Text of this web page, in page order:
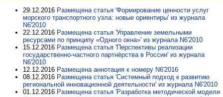
29.12.2016 Размещена статья 'Формирование ценности услуг
морского транспортного узла: новые ориентиры' из журнала
N6'2010
22.12.2016 Размещена статья 'Управление земельными
ресурсами по принципу «Одного окна»' из журнала N6'2010
15.12.2016 Размещена статья 'Перспективы реализации
государственно-частного партнёрства в России' из журнала
N6'2010
12.12.2016 Размещена аннотация к номеру N6'2016
08.12.2016 Размещена статья 'Системный подход к развитию
региональной инновационной деятельности' из журнала N6'2010
01.12.2016 Размещена статья 'Разработка методической модели